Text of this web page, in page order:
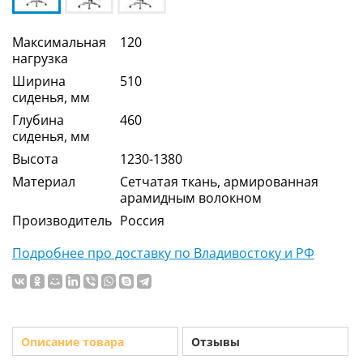
Максимальная
нагрузка
120
Ширина
сиденья, мм
510
Глубина
сиденья, мм
460
Высота
1230-1380
Материал
Сетчатая ткань, армированная
арамидным волокном
Производитель Россия
Подробнее про доставку по Владивостоку и РФ
Описание товара Отзывы